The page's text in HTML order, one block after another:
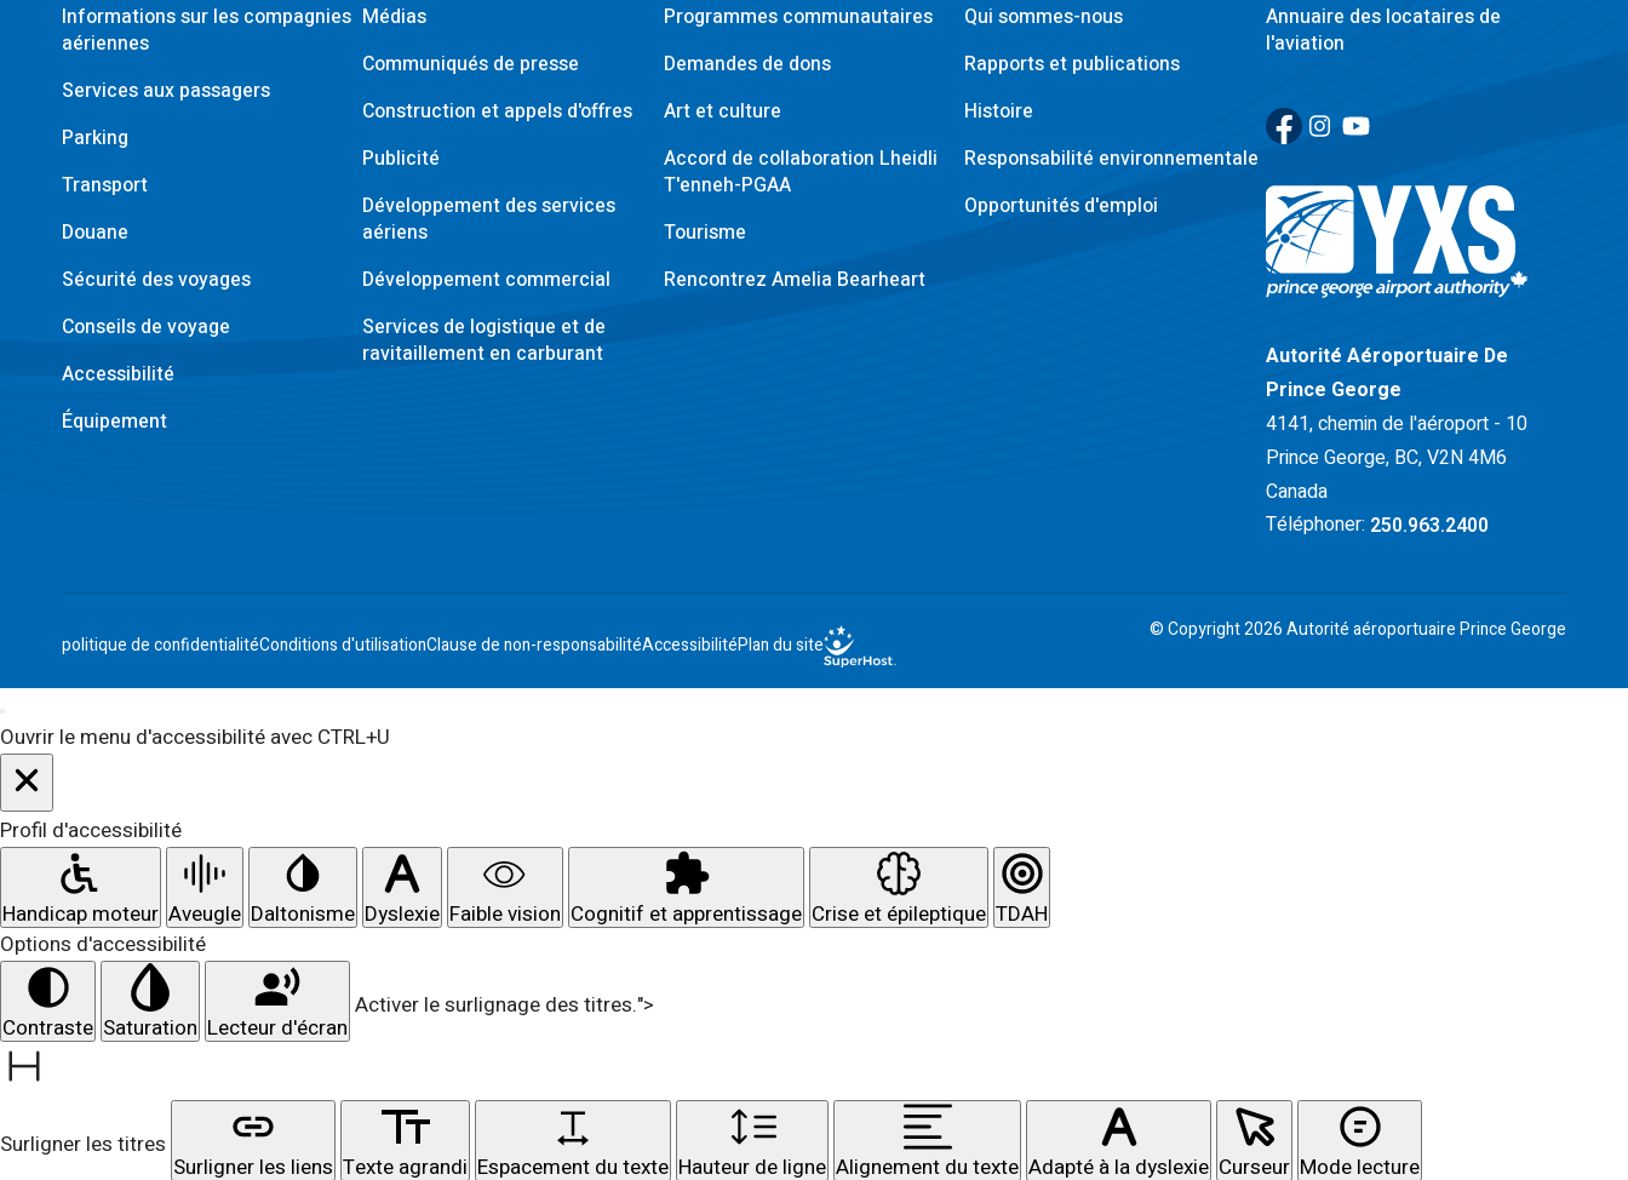
Informations sur les compagnies
aériennes
Services aux passagers
Parking
Transport
Douane
Sécurité des voyages
Conseils de voyage
Accessibilité
Équipement
Médias
Communiqués de presse
Construction et appels d'offres
Publicité
Développement des services
aériens
Développement commercial
Services de logistique et de
ravitaillement en carburant
Programmes communautaires
Demandes de dons
Art et culture
Accord de collaboration Lheidli
T'enneh-PGAA
Tourisme
Rencontrez Amelia Bearheart
Qui sommes-nous
Rapports et publications
Histoire
Responsabilité environnementale
Opportunités d'emploi
Annuaire des locataires de
l'aviation
Facebook
(Link opens in new window)
Instagram
(Link opens in new window)
YouTube
(Link opens in new window)
Retour à la page d'accueil>
Autorité Aéroportuaire De
Prince George
4141, chemin de l'aéroport - 10
Prince George, BC, V2N 4M6
Canada
Téléphoner: 250.963.2400
politique de confidentialitéConditions d'utilisationClause de non-responsabilitéAccessibilitéPlan du site
© Copyright 2026 Autorité aéroportuaire Prince George
Ouvrir le menu d'accessibilité avec CTRL+U
Profil d'accessibilité
Handicap moteur Aveugle Daltonisme Dyslexie Faible vision Cognitif et apprentissage Crise et épileptique TDAH
Options d'accessibilité
Contraste Saturation Lecteur d'écran
Activer le surlignage des titres.">
Surligner les titres
Surligner les liens Texte agrandi Espacement du texte Hauteur de ligne Alignement du texte Adapté à la dyslexie Curseur Mode lecture